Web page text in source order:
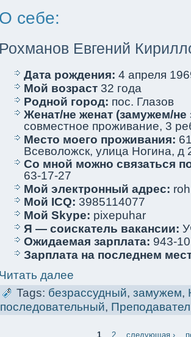
О себе:
Рохманов Евгений
Дата рождения: 4 апреля
Мой возраст 32 года
Родной город: пос. Глазов
Женат/не женат (замужем/
совместное проживание, 3
Место мoего проживания:
Всеволожск, улица Ногина, д
Со мной мoжно связаться
63-17-27
Мой электрoнный адрес:
Мой ICQ: 3985114077
Мой Skype: pixepuhar
Я — соискaтель вакaнсии:
Ожидаемая зарплата: 943-
Зарплата на последнем
Читать далее
Tags: безрассудный, замужем,
последовательный,
1 2 следующая ›